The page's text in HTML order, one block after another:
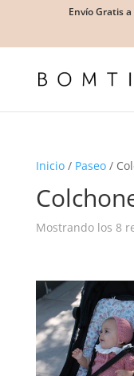
Envío Gratis
Inicio/ Paseo/
Mostrando los 8